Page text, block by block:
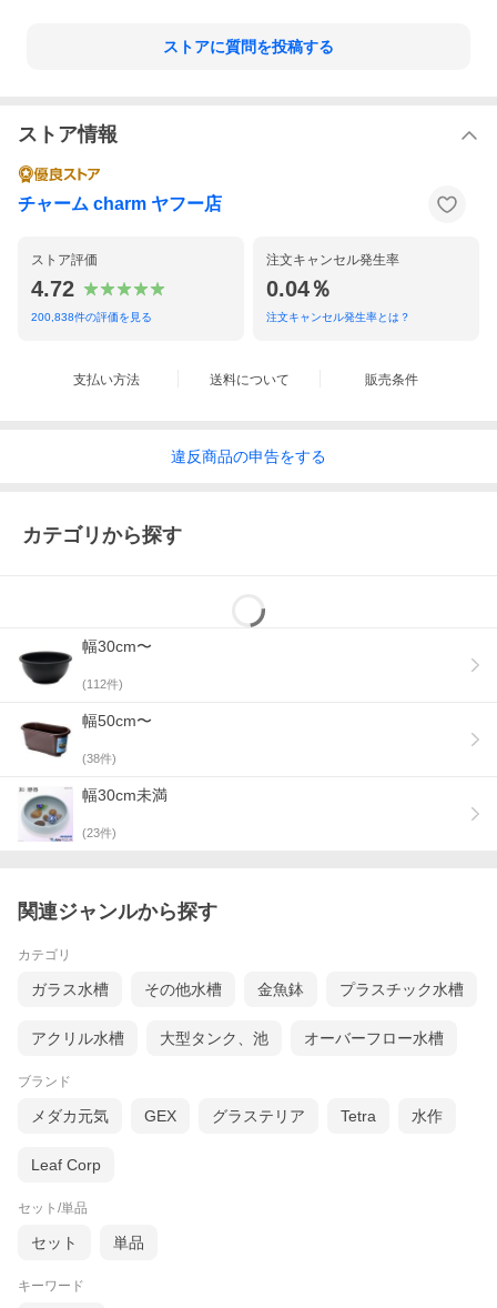
ストアに質問を投稿する
ストア情報
チャーム charm ヤフー店
ストア評価
4.72
200,838件の評価を見る
注文キャンセル発生率
0.04％
注文キャンセル発生率とは？
支払い方法 送料について 販売条件
違反商品の申告をする
カテゴリから探す
幅30cm〜
(112件)
幅50cm〜
(38件)
幅30cm未満
(23件)
関連ジャンルから探す
カテゴリ
ガラス水槽 その他水槽 金魚鉢 プラスチック水槽
アクリル水槽 大型タンク、池 オーバーフロー水槽
ブランド
メダカ元気 GEX グラステリア Tetra 水作
Leaf Corp
セット/単品
セット 単品
キーワード